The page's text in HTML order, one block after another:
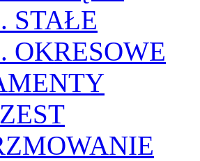
STAŁE
OKRESOWE